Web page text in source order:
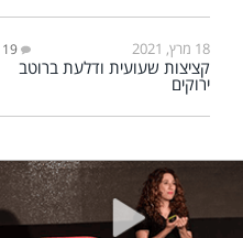
18 מרץ, 2021 19
קציצות שעועית ודלעת ברוטב
ירוקים